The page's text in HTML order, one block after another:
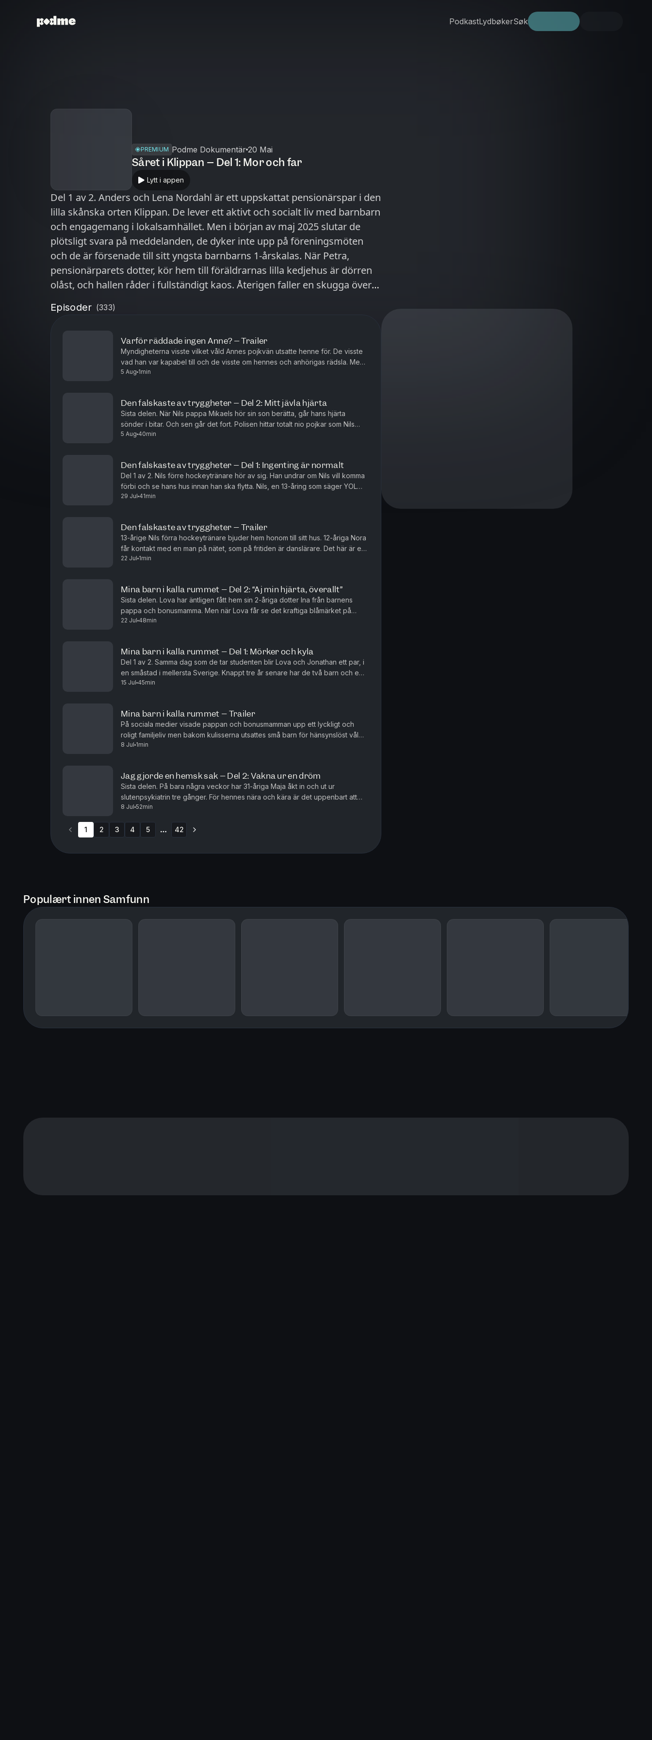
PodkastLydbøkerSøk
PREMIUM Podme Dokumentär 20 Mai
Såret i Klippan – Del 1: Mor och far
Lytt i appen
Del 1 av 2. Anders och Lena Nordahl är ett uppskattat pensionärspar i den
lilla skånska orten Klippan. De lever ett aktivt och socialt liv med barnbarn
och engagemang i lokalsamhället. Men i början av maj 2025 slutar de
plötsligt svara på meddelanden, de dyker inte upp på föreningsmöten
och de är försenade till sitt yngsta barnbarns 1-årskalas. När Petra,
pensionärparets dotter, kör hem till föräldrarnas lilla kedjehus är dörren
olåst, och hallen råder i fullständigt kaos. Återigen faller en skugga över
Nordahl, Anders son Gaby Lundblad, Anders syster Stig Rosenqvist,
granne i Klippan Bert-Inge Karlsson, före detta lokalpolitiker i Klippan
Jenny Långberg Hansen, boende i Klippan Daniel Hansen, boende i
Klippan Tenny Svensson, utredare polisen Fia Säther, utredare polisen
Dokumentären görs av Tredje Statsmakten Media för Podme. Reporter:
Episoder (333)
Varför räddade ingen Anne? – Trailer
Myndigheterna visste vilket våld Annes pojkvän utsatte henne för. De visste
vad han var kapabel till och de visste om hennes och anhörigas rädsla. Men
trots det, klarade samhället inte av att skydda h...
5 Aug 1min
Den falskaste av tryggheter – Del 2: Mitt jävla hjärta
Sista delen. När Nils pappa Mikaels hör sin son berätta, går hans hjärta
sönder i bitar. Och sen går det fort. Polisen hittar totalt nio pojkar som Nils
förra tränare Arvid haft kontakt med. Arvid har...
5 Aug 40min
Den falskaste av tryggheter – Del 1: Ingenting är normalt
Del 1 av 2. Nils förre hockeytränare hör av sig. Han undrar om Nils vill komma
förbi och se hans hus innan han ska flytta. Nils, en 13-åring som säger YOLO
och ja till det mesta, hänger på. Men där i ...
29 Jul 41min
Den falskaste av tryggheter – Trailer
13-årige Nils förra hockeytränare bjuder hem honom till sitt hus. 12-åriga Nora
får kontakt med en man på nätet, som på fritiden är danslärare. Det här är en
berättelse om två olika fall. Om två barn,...
22 Jul 1min
Mina barn i kalla rummet – Del 2: “Aj min hjärta, överallt”
Sista delen. Lova har äntligen fått hem sin 2-åriga dotter Ina från barnens
pappa och bonusmamma. Men när Lova får se det kraftiga blåmärket på
baksidan av dotterns lår blir oron för den 4-årige sonen...
22 Jul 48min
Mina barn i kalla rummet – Del 1: Mörker och kyla
Del 1 av 2. Samma dag som de tar studenten blir Lova och Jonathan ett par, i
en småstad i mellersta Sverige. Knappt tre år senare har de två barn och en
stor lägenhet, men de är ingen lycklig familj. ...
15 Jul 45min
Mina barn i kalla rummet – Trailer
På sociala medier visade pappan och bonusmamman upp ett lyckligt och
roligt familjeliv men bakom kulisserna utsattes små barn för hänsynslöst våld
av tortyrliknande karaktär. De små barnen förnedrades...
8 Jul 1min
Jag gjorde en hemsk sak – Del 2: Vakna ur en dröm
Sista delen. På bara några veckor har 31-åriga Maja åkt in och ut ur
slutenpsykiatrin tre gånger. För hennes nära och kära är det uppenbart att
hon inte är sig själv, utan befinner sig i en psykos. Me...
8 Jul 52min
1 2 3 4 5 42
Populært innen Samfunn